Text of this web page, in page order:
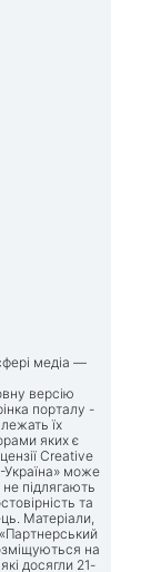
медіа —
версію
порталу -
їх
яких є
Creative
може
підлягають
та
Матеріали,
на
досягли 21-